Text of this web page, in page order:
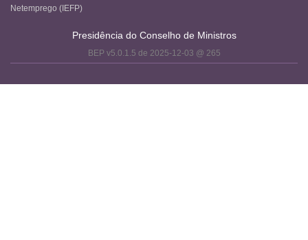
Netemprego (IEFP)
Presidência do Conselho de Ministros
BEP v5.0.1.5 de 2025-12-03 @ 265